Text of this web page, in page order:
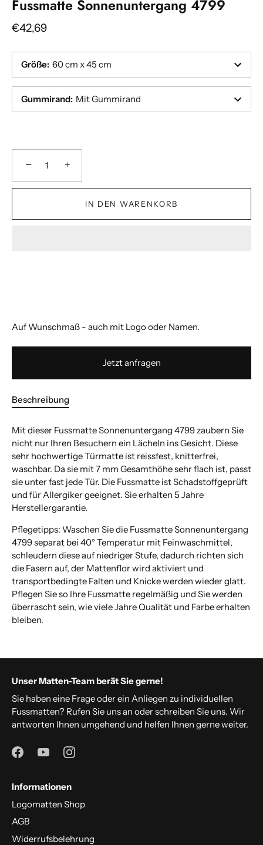
Fussmatte Sonnenuntergang 4799
€42,69
Größe: 60 cm x 45 cm
Gummirand: Mit Gummirand
− +
IN DEN WARENKORB
Auf Wunschmaß - auch mit Logo oder Namen.
Jetzt anfragen
Beschreibung
Mit dieser Fussmatte Sonnenuntergang 4799 zaubern Sie
nicht nur Ihren Besuchern ein Lächeln ins Gesicht. Diese
sehr hochwertige Türmatte ist reissfest, knitterfrei,
waschbar. Da sie mit 7 mm Gesamthöhe sehr flach ist, passt
sie unter fast jede Tür. Die Fussmatte ist Schadstoffgeprüft
und für Allergiker geeignet. Sie erhalten 5 Jahre
Herstellergarantie.
Pflegetipps: Waschen Sie die Fussmatte Sonnenuntergang
4799 separat bei 40° Temperatur mit Feinwaschmittel,
schleudern diese auf niedriger Stufe, dadurch richten sich
die Fasern auf, der Mattenflor wird aktiviert und
transportbedingte Falten und Knicke werden wieder glatt.
Pflegen Sie so Ihre Fussmatte regelmäßig und Sie werden
überrascht sein, wie viele Jahre Qualität und Farbe erhalten
bleiben.
Unser Matten-Team berät Sie gerne!
Sie haben eine Frage oder ein Anliegen zu individuellen
Fussmatten? Rufen Sie uns an oder schreiben Sie uns. Wir
antworten Ihnen umgehend und helfen Ihnen gerne weiter.
Informationen
Logomatten Shop
AGB
Widerrufsbelehrung